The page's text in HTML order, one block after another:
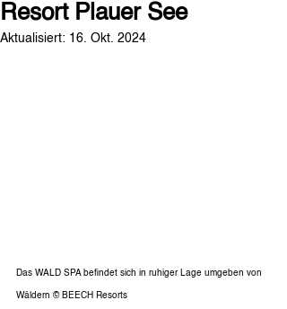
Resort Plauer See
Aktualisiert: 16. Okt. 2024
Das WALD SPA befindet sich in ruhiger Lage umgeben von
Wäldern © BEECH Resorts